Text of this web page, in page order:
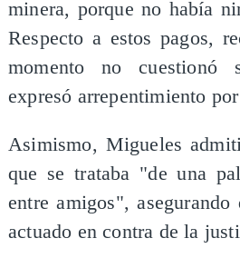
minera, porque no había
Respecto a estos pagos,
momento no cuestionó
expresó arrepentimiento
Asimismo, Migueles
que se trataba "de una
entre amigos",
actuado en contra de la